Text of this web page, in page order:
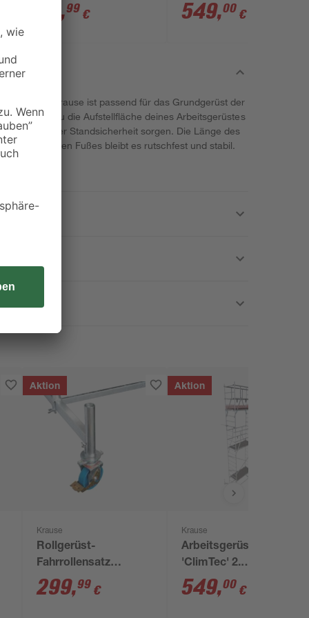
System'
,99 €
Aufstockung 215 cm
549,00 €
der Marke Krause ist passend für das Grundgerüst der
kannst du die Aufstellfläche deines Arbeitsgerüstes
Erhöhung der Standsicherheit sorgen. Die Länge des
gummierten Fußes bleibt es rutschfest und stabil.
Aktion
Krause
Rollgerüst-
Fahrrollensatz
höhenverstellbar Ø
15, 4-teilig
299,99 €
Aktion
Krause
Arbeitsgerüst
'ClimTec' 2.
Aufstockung 215 cm
549,00 €